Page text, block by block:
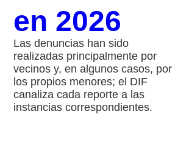
en 2026
Las denuncias han sido
realizadas principalmente por
vecinos y, en algunos casos, por
los propios menores; el DIF
canaliza cada reporte a las
instancias correspondientes.